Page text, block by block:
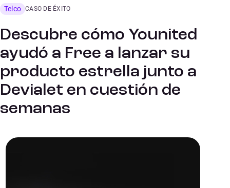
Descubre cómo Younited
ayudó a Free a lanzar su
producto estrella junto a
Devialet en cuestión de
semanas
Telco CASO DE ÉXITO